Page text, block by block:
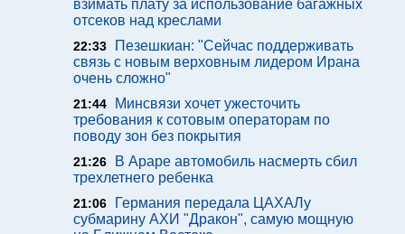
взимать плату за использование багажных
отсеков над креслами
22:33
Пезешкиан: "Сейчас поддерживать
связь с новым верховным лидером Ирана
очень сложно"
21:44
Минсвязи хочет ужесточить
требования к сотовым операторам по
поводу зон без покрытия
21:26
В Араре автомобиль насмерть сбил
трехлетнего ребенка
21:06
Германия передала ЦАХАЛу
субмарину АХИ "Дракон", самую мощную